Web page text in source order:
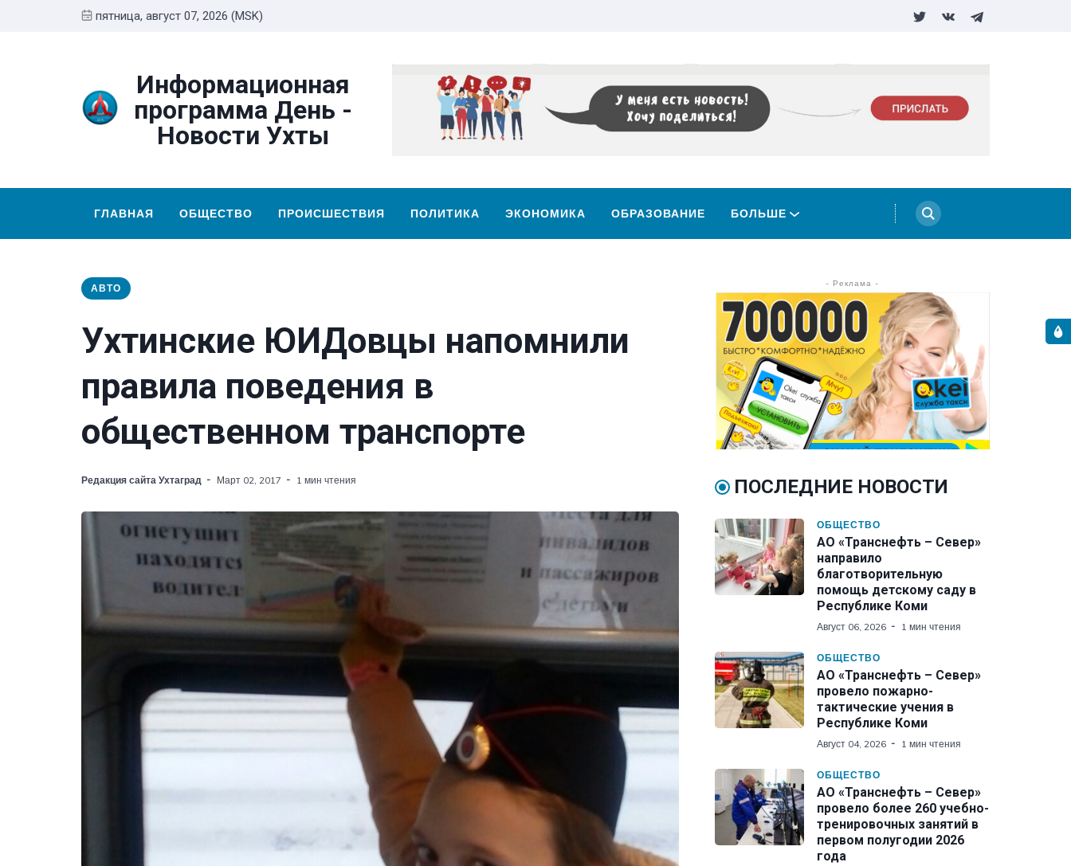
пятница, август 07, 2026 (MSK)
Информационная
программа День -
Новости Ухты
ГЛАВНАЯ ОБЩЕСТВО ПРОИСШЕСТВИЯ ПОЛИТИКА ЭКОНОМИКА ОБРАЗОВАНИЕ БОЛЬШЕ
АВТО
Ухтинские ЮИДовцы напомнили
правила поведения в
общественном транспорте
Редакция сайта Ухтаград Март 02, 2017 1 мин чтения
- Реклама -
ПОСЛЕДНИЕ НОВОСТИ
ОБЩЕСТВО
АО «Транснефть – Север»
направило
благотворительную
помощь детскому саду в
Республике Коми
Август 06, 2026 1 мин чтения
ОБЩЕСТВО
АО «Транснефть – Север»
провело пожарно-
тактические учения в
Республике Коми
Август 04, 2026 1 мин чтения
ОБЩЕСТВО
АО «Транснефть – Север»
провело более 260 учебно-
тренировочных занятий в
первом полугодии 2026
года